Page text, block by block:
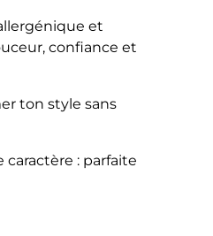
et
confiance et
ton style sans
: parfaite